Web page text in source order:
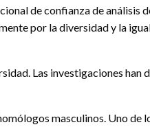
de confianza de análisis
por la diversidad y la
Las investigaciones han
masculinos. Uno de